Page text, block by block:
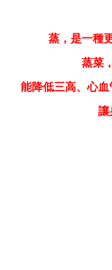
蒸，是一種
蒸菜
能降低三高、心血
讓